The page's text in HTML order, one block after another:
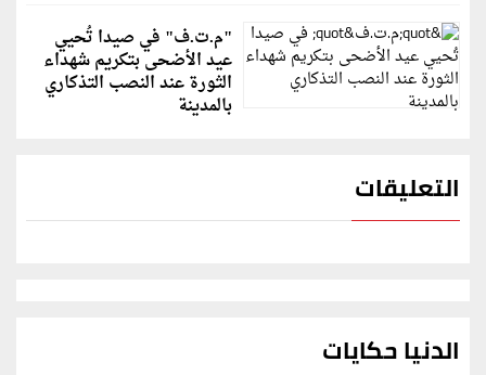
"م.ت.ف" في صيدا تُحيي
عيد الأضحى بتكريم شهداء
الثورة عند النصب التذكاري
بالمدينة
التعليقات
الدنيا حكايات